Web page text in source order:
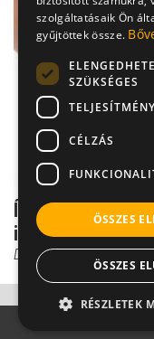
Így tehető
időszaka
Dr. Oláh Ilona
szolgáltatásaik Ön
gyűjtöttek össze.
SZÜKSÉGES
TELJESÍTMÉNY
CÉLZÁS
ÖSSZES
ÖSSZES
RÉSZLETEK